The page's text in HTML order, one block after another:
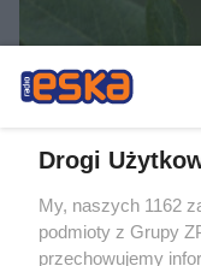
PIELĘGNACJA
Zrób to po
Drogi
My, naszych 1162
podmioty z Grupy
przechowujemy